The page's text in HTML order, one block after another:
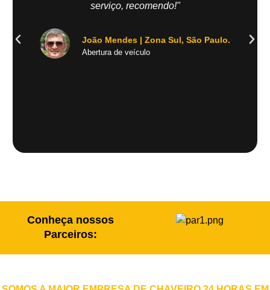
serviço, recomendo!"
João Mendes | Zona Sul, São Paulo.
Abertura de veículo
Conheça nossos
Parceiros: